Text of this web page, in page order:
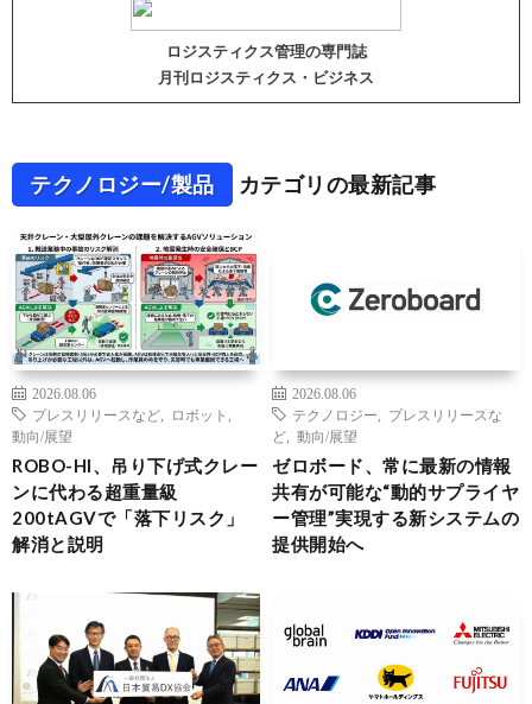
ロジスティクス管理の専門誌
月刊ロジスティクス・ビジネス
テクノロジー/製品 カテゴリの最新記事
2026.08.06
プレスリリースなど
ロボット
動向/展望
ROBO-HI、吊り下げ式クレー
ンに代わる超重量級
200tAGVで「落下リスク」
解消と説明
2026.08.06
テクノロジー
プレスリリースな
ど
動向/展望
ゼロボード、常に最新の情報
共有が可能な“動的サプライヤ
ー管理”実現する新システムの
提供開始へ